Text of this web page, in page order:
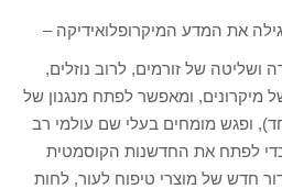
את המדע המיקרופלואידיקה –
של זורמים, לרוב נוזלים,
מיקרונים, ומאפשר לפתח מנגנון של
ופגש מומחים בעלי שם עולמי רב
לפתח את החדשנות הקוסמטית
חדש של מוצרי טיפוח לעור, לחות